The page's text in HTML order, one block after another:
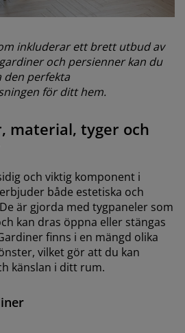
inkluderar ett brett utbud av
och persienner kan du
den perfekta
för ditt hem.
material, tyger och
och viktig komponent i
både estetiska och
är gjorda med tygpaneler som
kan dras öppna eller stängas
finns i en mängd olika
vilket gör att du kan
känslan i ditt rum.